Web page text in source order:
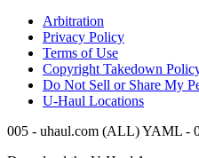
Arbitration
Privacy Policy
Terms of Use
Copyright Takedown
Do Not Sell or Share My
U-Haul Locations
005 - uhaul.com (ALL) YAML -